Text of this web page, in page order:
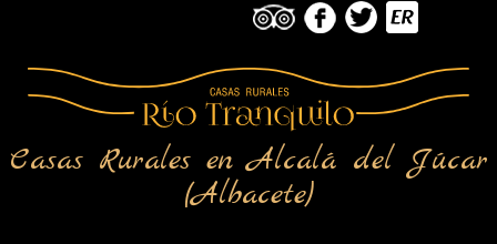
Casas Rurales en Alcalá del Júcar
(Albacete)